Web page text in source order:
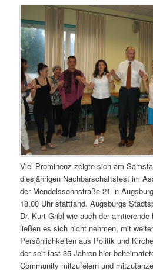
Viel Prominenz zeigte sich am
diesjährigen Nachbarschaftsfest im
der Mendelssohnstraße 21 in
18.00 Uhr stattfand. Augsburgs
Dr. Kurt Gribl wie auch der
ließen es sich nicht nehmen, mit
Persönlichkeiten aus Politik und
der seit fast 35 Jahren hier
Community mitzufeiern und